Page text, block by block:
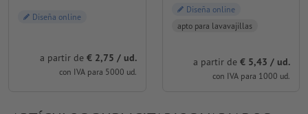
Diseña online
a partir de € 2,75 / ud.
con IVA para 5000 ud.
Diseña online
apto para lavavajillas
a partir de € 5,43 / ud.
con IVA para 1000 ud.